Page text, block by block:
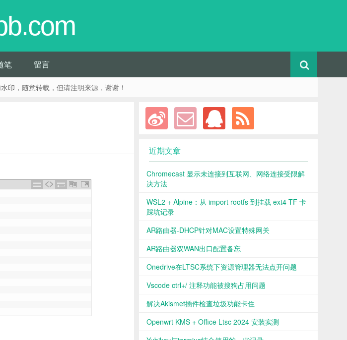
笔 留言
印，随意转载，但请注明来源，谢谢！
近期文章
Chromecast 显示未连接到互联网、网络连接受限解
决方法
WSL2 + Alpine：从 import rootfs 到挂载 ext4 TF 卡
踩坑记录
AR路由器-DHCP针对MAC设置特殊网关
AR路由器双WAN出口配置备忘
Onedrive在LTSC系统下资源管理器无法点开问题
Vscode ctrl+/ 注释功能被搜狗占用问题
解决Akismet插件检查垃圾功能卡住
Openwrt KMS + Office Ltsc 2024 安装实测